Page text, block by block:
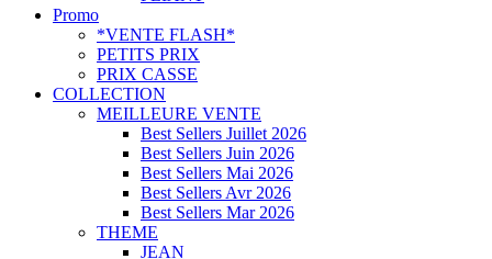
Promo
*VENTE FLASH*
PETITS PRIX
PRIX CASSE
COLLECTION
MEILLEURE VENTE
Best Sellers Juillet 2026
Best Sellers Juin 2026
Best Sellers Mai 2026
Best Sellers Avr 2026
Best Sellers Mar 2026
THEME
JEAN